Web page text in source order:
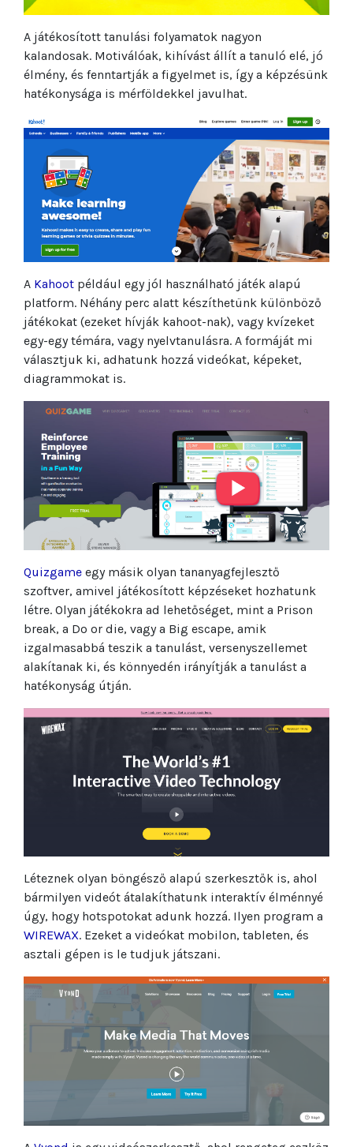
A játékosított tanulási folyamatok nagyon
kalandosak. Motiválóak, kihívást állít a tanuló elé, jó
élmény, és fenntartják a figyelmet is, így a képzésünk
hatékonysága is mérföldekkel javulhat.
A Kahoot például egy jól használható játék alapú
platform. Néhány perc alatt készíthetünk különböző
játékokat (ezeket hívják kahoot-nak), vagy kvízeket
egy-egy témára, vagy nyelvtanulásra. A formáját mi
választjuk ki, adhatunk hozzá videókat, képeket,
diagrammokat is.
Quizgame egy másik olyan tananyagfejlesztő
szoftver, amivel játékosított képzéseket hozhatunk
létre. Olyan játékokra ad lehetőséget, mint a Prison
break, a Do or die, vagy a Big escape, amik
izgalmasabbá teszik a tanulást, versenyszellemet
alakítanak ki, és könnyedén irányítják a tanulást a
hatékonyság útján.
Léteznek olyan böngésző alapú szerkesztők is, ahol
bármilyen videót átalakíthatunk interaktív élménnyé
úgy, hogy hotspotokat adunk hozzá. Ilyen program a
WIREWAX. Ezeket a videókat mobilon, tableten, és
asztali gépen is le tudjuk játszani.